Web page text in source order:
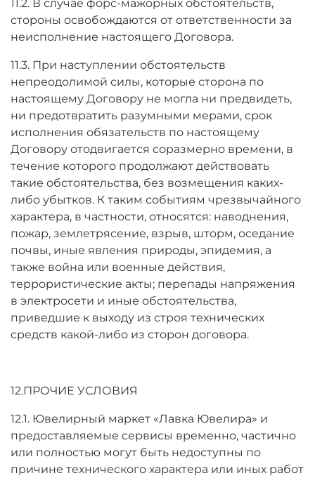
11.2. В случае форс-мажорных обстоятельств,
стороны освобождаются от ответственности за
неисполнение настоящего Договора.
11.3. При наступлении обстоятельств
непреодолимой силы, которые сторона по
настоящему Договору не могла ни предвидеть,
ни предотвратить разумными мерами, срок
исполнения обязательств по настоящему
Договору отодвигается соразмерно времени, в
течение которого продолжают действовать
такие обстоятельства, без возмещения каких-
либо убытков. К таким событиям чрезвычайного
характера, в частности, относятся: наводнения,
пожар, землетрясение, взрыв, шторм, оседание
почвы, иные явления природы, эпидемия, а
также война или военные действия,
террористические акты; перепады напряжения
в электросети и иные обстоятельства,
приведшие к выходу из строя технических
средств какой-либо из сторон договора.
12.ПРОЧИЕ УСЛОВИЯ
12.1. Ювелирный маркет «Лавка Ювелира» и
предоставляемые сервисы временно, частично
или полностью могут быть недоступны по
причине технического характера или иных работ